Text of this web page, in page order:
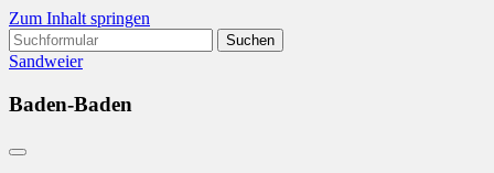
Zum Inhalt springen
Suchen
nach:
Sandweier
Baden-Baden